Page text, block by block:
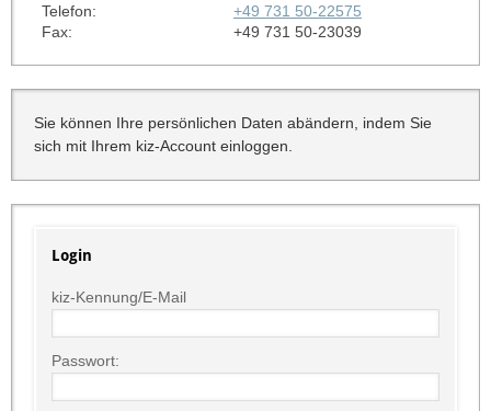
Telefon:
+49 731 50-22575
Fax:
+49 731 50-23039
Sie können Ihre persönlichen Daten abändern, indem Sie
sich mit Ihrem kiz-Account einloggen.
Login
kiz-Kennung/E-Mail
Passwort: